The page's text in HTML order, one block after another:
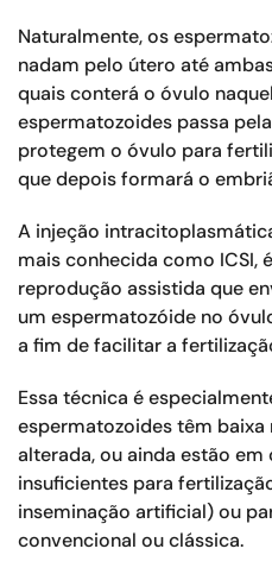
Naturalmente, os
nadam pelo útero até
quais conterá o óvulo
espermatozoides passa
protegem o óvulo para
que depois formará o
A injeção
mais conhecida como ICSI,
reprodução assistida que
um espermatozóide no
a fim de facilitar a
Essa técnica é
espermatozoides têm
alterada, ou ainda estão
insuficientes para
inseminação artificial) ou
convencional ou clássica.